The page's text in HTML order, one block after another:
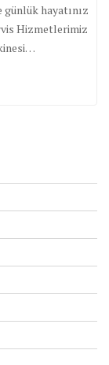
günlük hayatınız
Hizmetlerimiz